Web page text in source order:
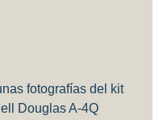
fotografías del kit
Douglas A-4Q